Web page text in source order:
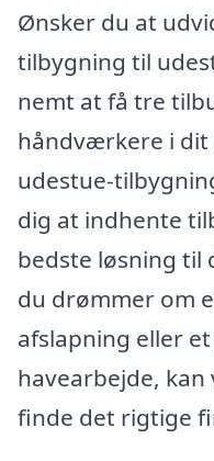
Ønsker du at
tilbygning til
nemt at få tre
håndværkere i dit
udestue-
dig at indhente
bedste løsning til
du drømmer om
afslapning eller
havearbejde,
finde det rigtige